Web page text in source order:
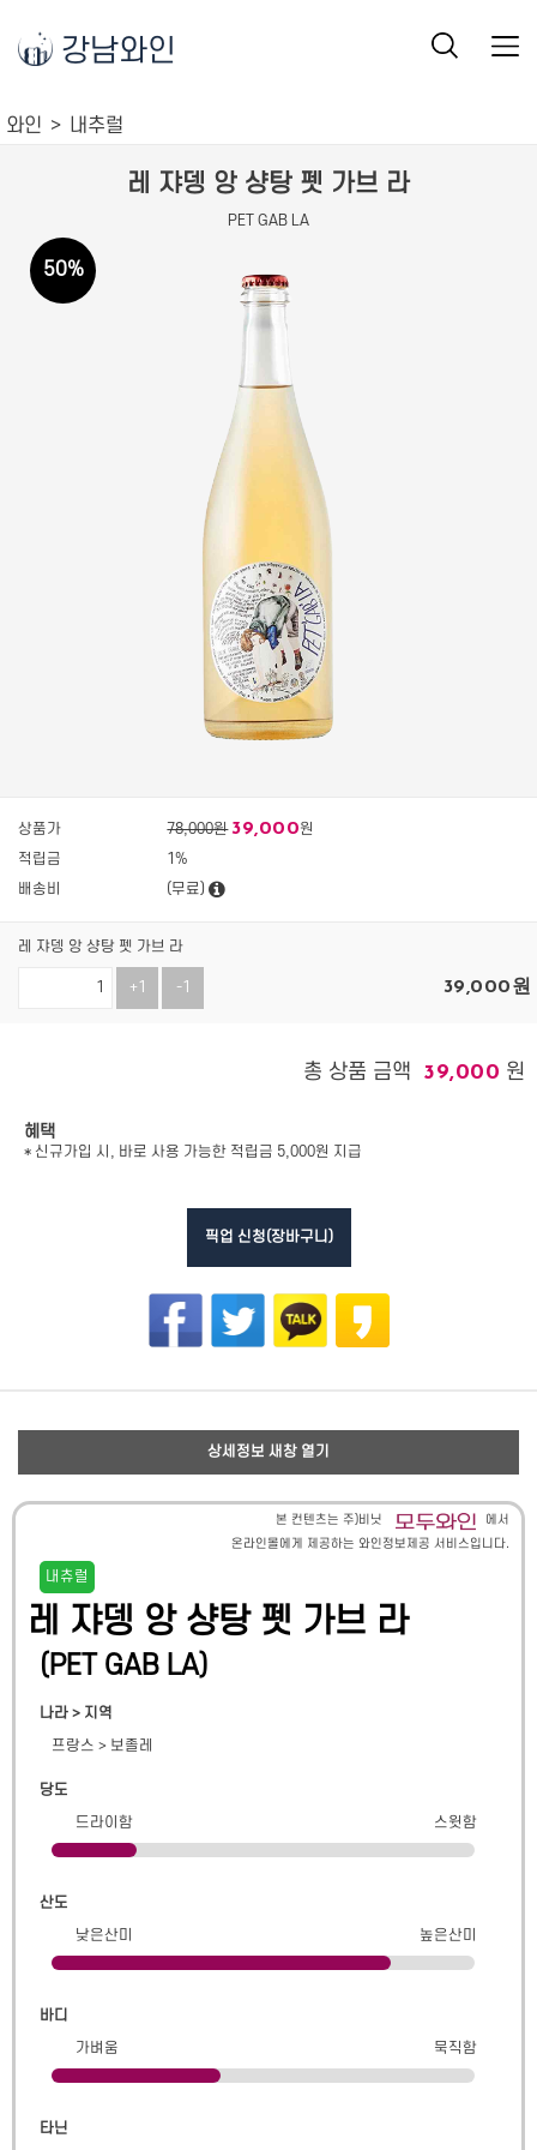
강남와인
와인 내추럴
레 쟈뎅 앙 샹탕 펫 가브 라
PET GAB LA
50%
상품가 78,000원 39,000원
적립금
1%
배송비
(무료)
레 쟈뎅 앙 샹탕 펫 가브 라
+1 -1 39,000원
총 상품 금액 39,000 원
혜택
* 신규가입 시, 바로 사용 가능한 적립금 5,000원 지급
픽업 신청(장바구니)
상세정보 새창 열기
본 컨텐츠는 주)비닛
에서
온라인몰에게 제공하는 와인정보제공 서비스입니다.
내츄럴
레 쟈뎅 앙 샹탕 펫 가브 라
(PET GAB LA)
나라 > 지역
프랑스 > 보졸레
당도
드라이함
스윗함
산도
낮은산미
높은산미
바디
가벼움
묵직함
타닌